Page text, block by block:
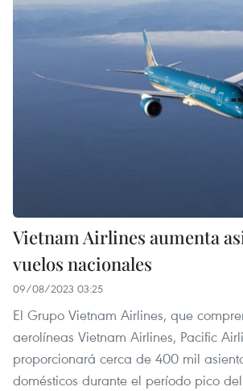
Vietnam Airlines aumenta
vuelos nacionales
09/08/2023 03:25
El Grupo Vietnam Airlines, que
aerolíneas Vietnam Airlines, Pacific
proporcionará cerca de 400 mil
domésticos durante el período pico